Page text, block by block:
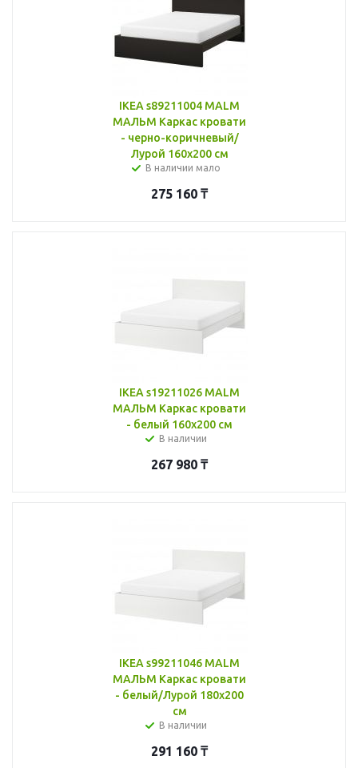
IKEA s89211004 MALM
МАЛЬМ Каркас кровати
- черно-коричневый/
Лурой 160x200 см
В наличии мало
275 160 ₸
IKEA s19211026 MALM
МАЛЬМ Каркас кровати
- белый 160x200 см
В наличии
267 980 ₸
IKEA s99211046 MALM
МАЛЬМ Каркас кровати
- белый/Лурой 180x200
см
В наличии
291 160 ₸